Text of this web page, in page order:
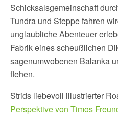
Schicksalsgemeinschaft
Tundra und Steppe fahren
unglaubliche Abenteuer
Fabrik eines scheußlichen
sagenumwobenen Balanka
flehen.
Strids liebevoll illustrierter
Perspektive von Timos